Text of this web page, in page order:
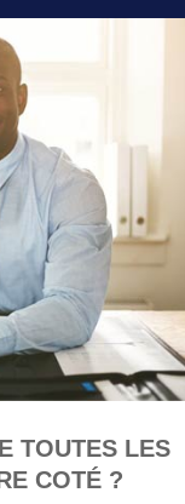
TOUTES LES
COTÉ ?